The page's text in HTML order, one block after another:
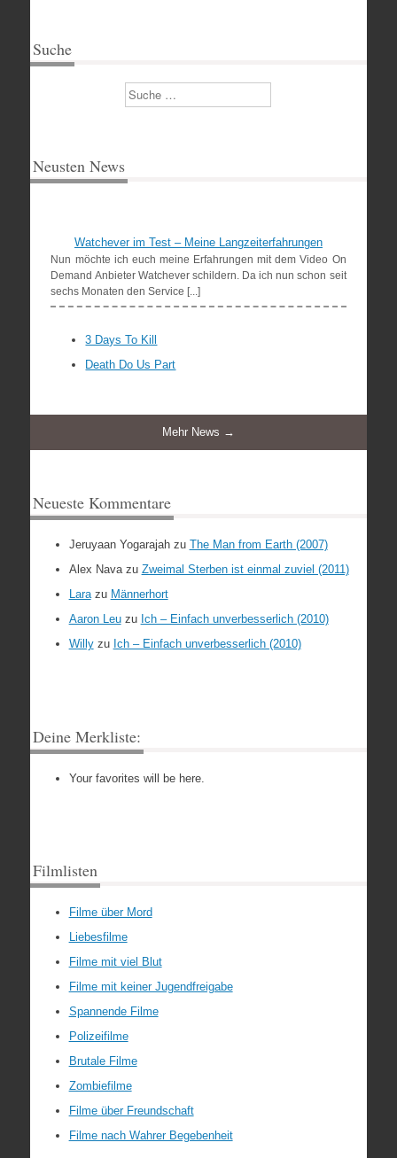
Suche
Suchen
Neusten News
Watchever im Test – Meine Langzeiterfahrungen
Nun möchte ich euch meine Erfahrungen mit dem Video On
Demand Anbieter Watchever schildern. Da ich nun schon seit
sechs Monaten den Service [...]
3 Days To Kill
Death Do Us Part
Mehr News →
Neueste Kommentare
Jeruyaan Yogarajahzu The Man from Earth (2007)
Alex Navazu Zweimal Sterben ist einmal zuviel (2011)
Larazu Männerhort
Aaron Leuzu Ich – Einfach unverbesserlich (2010)
Willyzu Ich – Einfach unverbesserlich (2010)
Deine Merkliste:
Your favorites will be here.
Filmlisten
Filme über Mord
Liebesfilme
Filme mit viel Blut
Filme mit keiner Jugendfreigabe
Spannende Filme
Polizeifilme
Brutale Filme
Zombiefilme
Filme über Freundschaft
Filme nach Wahrer Begebenheit